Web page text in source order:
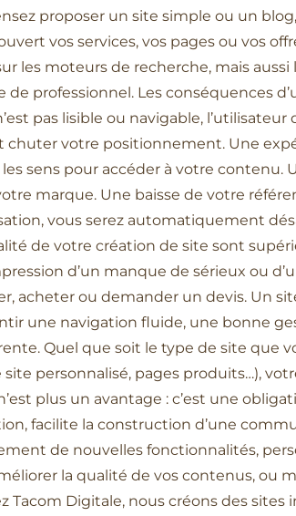
proposer un site simple ou un
vos services, vos pages ou vos
les moteurs de recherche, mais
professionnel. Les conséquences
pas lisible ou navigable,
chuter votre positionnement. Une
sens pour accéder à votre
marque. Une baisse de votre
vous serez automatiquement
de votre création de site sont
d’un manque de sérieux ou
acheter ou demander un devis. Un
une navigation fluide, une bonne
Quel que soit le type de site que
personnalisé, pages produits…),
plus un avantage : c’est une
facilite la construction d’une
de nouvelles fonctionnalités,
la qualité de vos contenus,
Tacom Digitale, nous créons des